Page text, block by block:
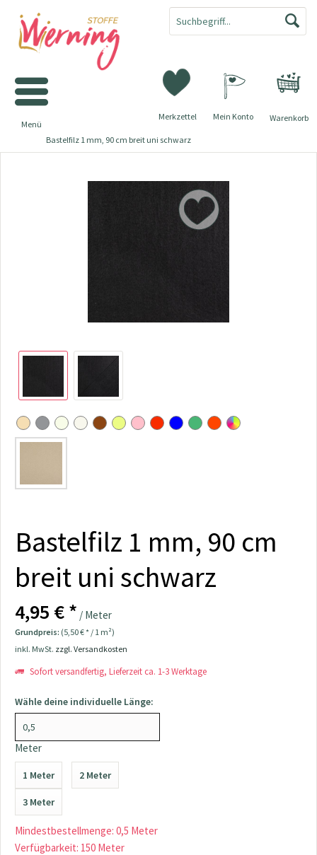
Warenkorb
Merkzettel Mein Konto
Menü
Bastelfilz 1 mm, 90 cm breit uni schwarz
Bastelfilz 1 mm, 90 cm
breit uni schwarz
4,95 € * / Meter
Grundpreis: (5,50 € * / 1 m²)
inkl. MwSt. zzgl. Versandkosten
Sofort versandfertig, Lieferzeit ca. 1-3 Werktage
Wähle deine individuelle Länge:
Meter
1 Meter 2 Meter
3 Meter
Mindestbestellmenge: 0,5 Meter
Verfügbarkeit: 150 Meter